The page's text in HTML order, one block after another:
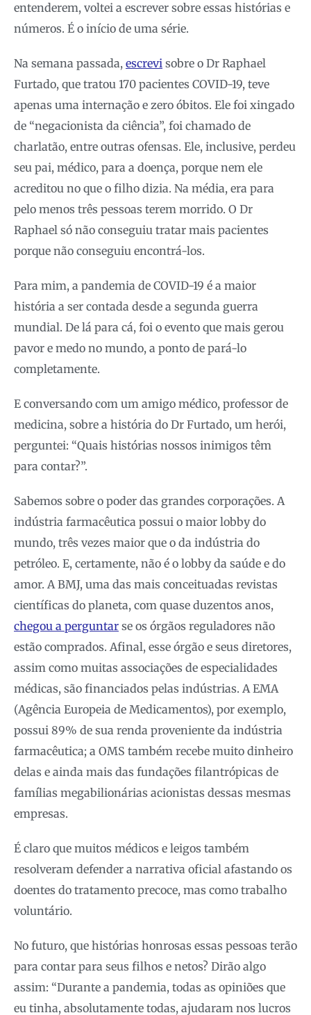
entenderem, voltei a escrever sobre essas histórias e
números. É o início de uma série.
Na semana passada, escrevi sobre o Dr Raphael
Furtado, que tratou 170 pacientes COVID-19, teve
apenas uma internação e zero óbitos. Ele foi xingado
de “negacionista da ciência”, foi chamado de
charlatão, entre outras ofensas. Ele, inclusive, perdeu
seu pai, médico, para a doença, porque nem ele
acreditou no que o filho dizia. Na média, era para
pelo menos três pessoas terem morrido. O Dr
Raphael só não conseguiu tratar mais pacientes
porque não conseguiu encontrá-los.
Para mim, a pandemia de COVID-19 é a maior
história a ser contada desde a segunda guerra
mundial. De lá para cá, foi o evento que mais gerou
pavor e medo no mundo, a ponto de pará-lo
completamente.
E conversando com um amigo médico, professor de
medicina, sobre a história do Dr Furtado, um herói,
perguntei: “Quais histórias nossos inimigos têm
para contar?”.
Sabemos sobre o poder das grandes corporações. A
indústria farmacêutica possui o maior lobby do
mundo, três vezes maior que o da indústria do
petróleo. E, certamente, não é o lobby da saúde e do
amor. A BMJ, uma das mais conceituadas revistas
científicas do planeta, com quase duzentos anos,
chegou a perguntar se os órgãos reguladores não
estão comprados. Afinal, esse órgão e seus diretores,
assim como muitas associações de especialidades
médicas, são financiados pelas indústrias. A EMA
(Agência Europeia de Medicamentos), por exemplo,
possui 89% de sua renda proveniente da indústria
farmacêutica; a OMS também recebe muito dinheiro
delas e ainda mais das fundações filantrópicas de
famílias megabilionárias acionistas dessas mesmas
empresas.
É claro que muitos médicos e leigos também
resolveram defender a narrativa oficial afastando os
doentes do tratamento precoce, mas como trabalho
voluntário.
No futuro, que histórias honrosas essas pessoas terão
para contar para seus filhos e netos? Dirão algo
assim: “Durante a pandemia, todas as opiniões que
eu tinha, absolutamente todas, ajudaram nos lucros